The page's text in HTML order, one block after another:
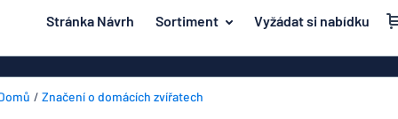
hlavní obsah
Stránka Návrh Sortiment Vyžádat si nabídku
Dvěře a poštovní schránka
Zpět na
navrhovat
Značení o domácích zvířatech